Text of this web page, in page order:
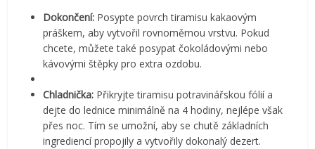
Dokončení: Posypte povrch tiramisu kakaovým
práškem, aby vytvořil rovnoměrnou vrstvu. Pokud
chcete, můžete také posypat čokoládovými nebo
kávovými štěpky pro extra ozdobu.
Chladnička: Přikryjte tiramisu potravinářskou fólií a
dejte do lednice minimálně na 4 hodiny, nejlépe však
přes noc. Tím se umožní, aby se chutě základních
ingrediencí propojily a vytvořily dokonalý dezert.